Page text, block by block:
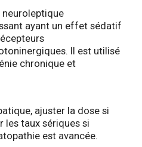
neuroleptique
ayant un effet sédatif
Il est utilisé
chronique et
ajuster la dose si
les taux sériques si
est avancée.